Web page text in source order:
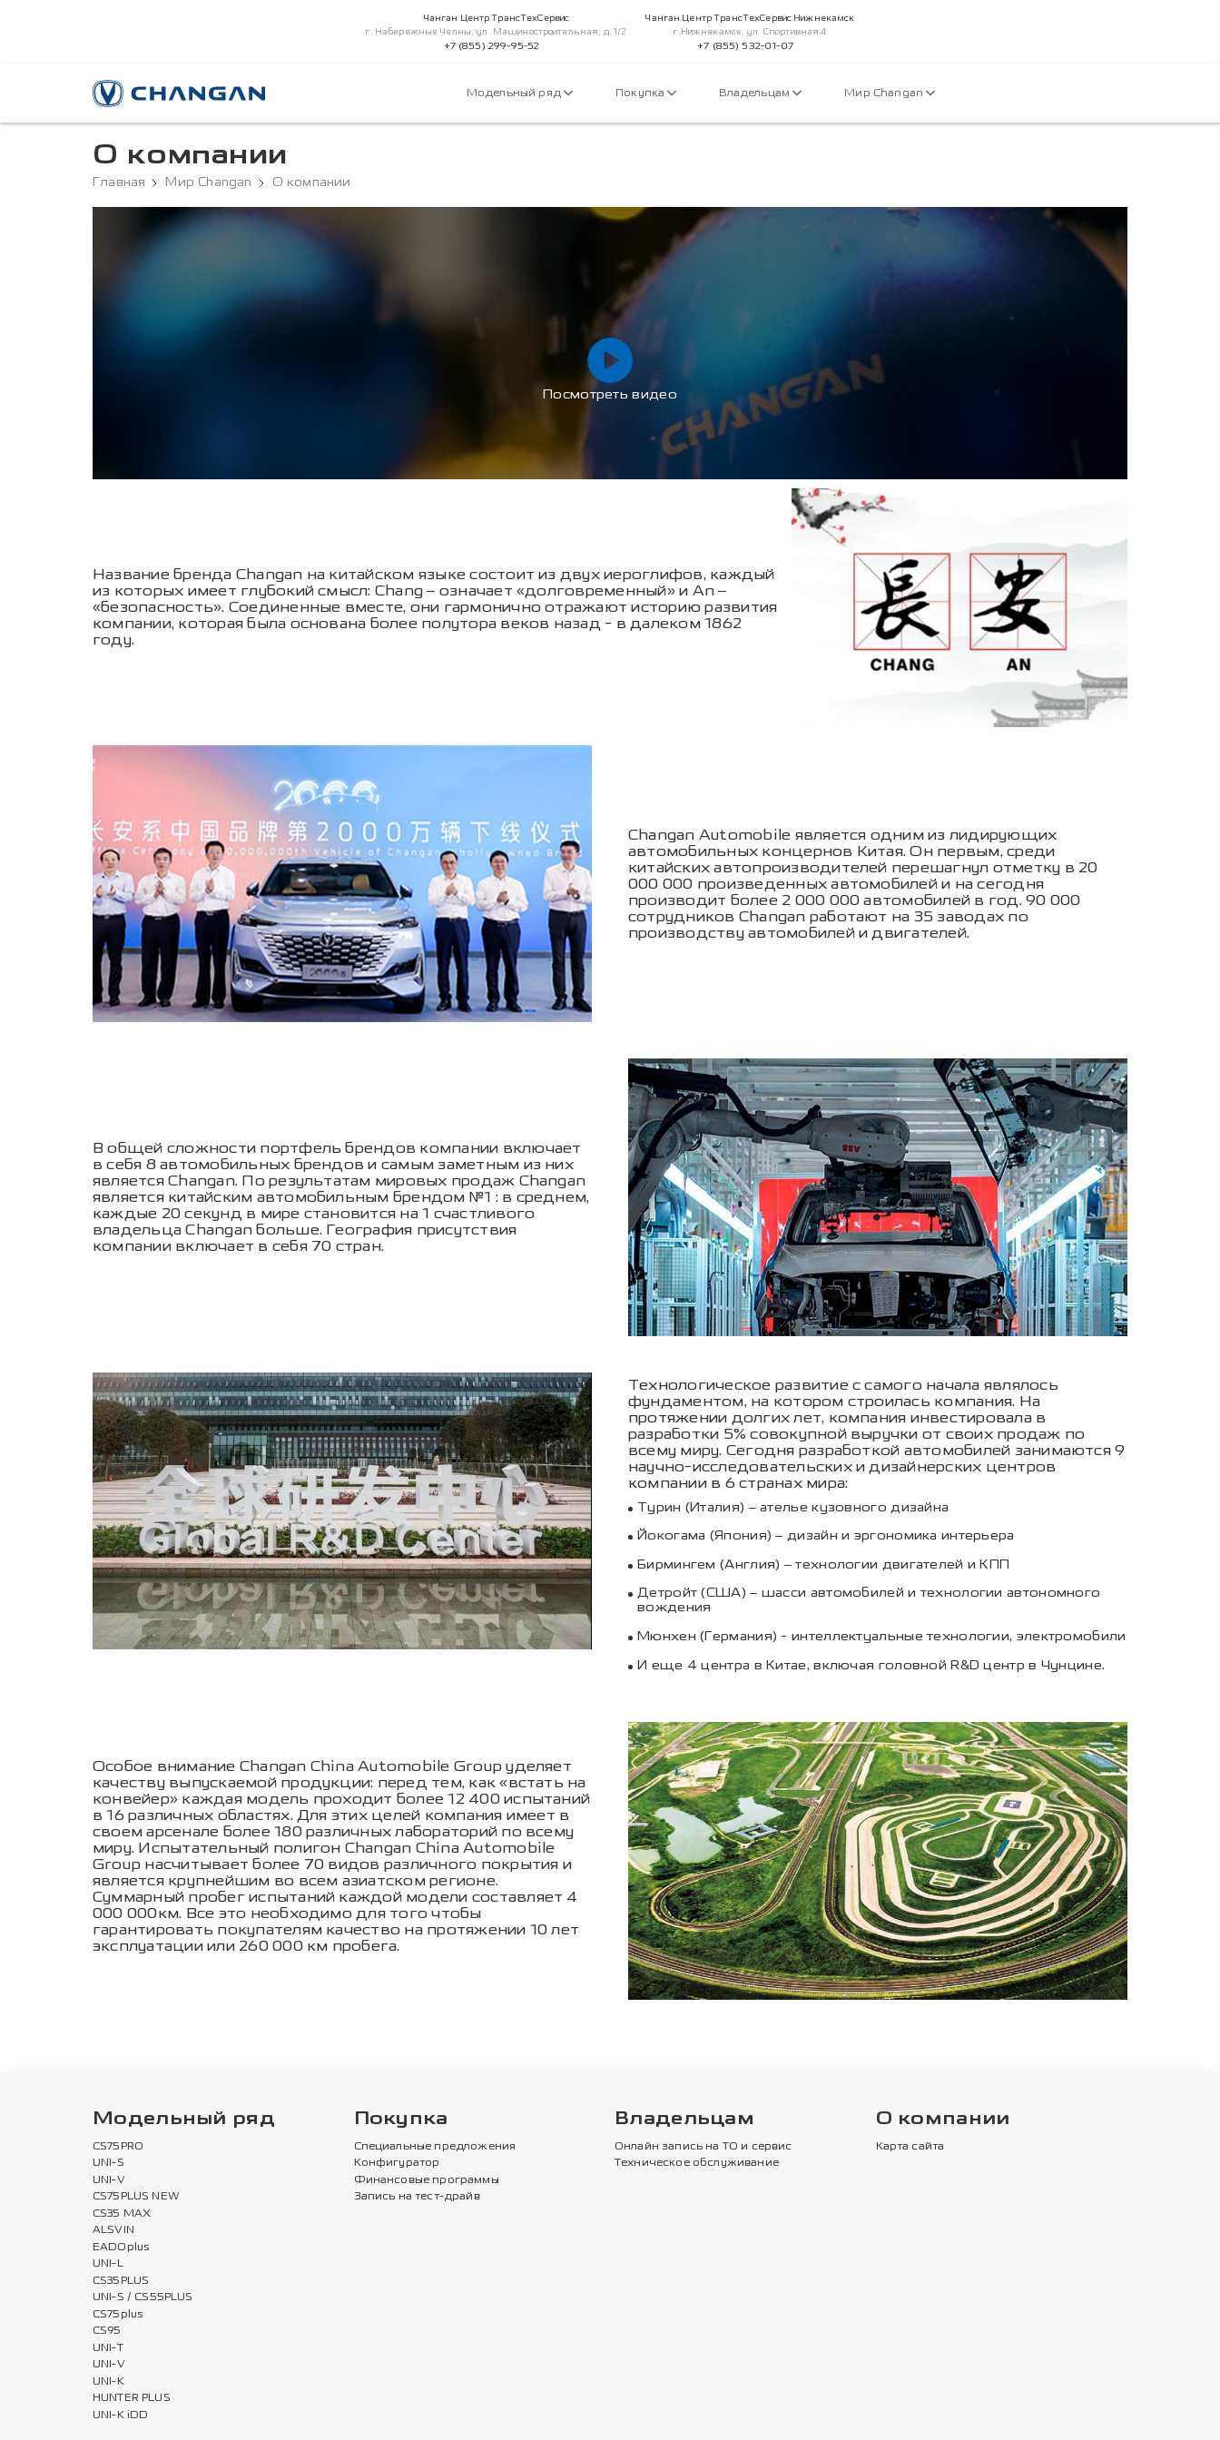
Чанган Центр ТрансТехСервис
г. Набережные Челны, ул. Машиностроительная, д. 1/2
+7 (855) 299-95-52
Чанган Центр ТрансТехСервис Нижнекамск
г.Нижнекамск, ул. Спортивная 4
+7 (855) 532-01-07
Модельный ряд Покупка Владельцам Мир Changan
О компании
Главная Мир Changan О компании
Посмотреть видео
Название бренда Changan на китайском языке состоит из двух иероглифов, каждый
из которых имеет глубокий смысл: Chang – означает «долговременный» и An –
«безопасность». Соединенные вместе, они гармонично отражают историю развития
компании, которая была основана более полутора веков назад - в далеком 1862
году.
Changan Automobile является одним из лидирующих
автомобильных концернов Китая. Он первым, среди
китайских автопроизводителей перешагнул отметку в 20
000 000 произведенных автомобилей и на сегодня
производит более 2 000 000 автомобилей в год. 90 000
сотрудников Changan работают на 35 заводах по
производству автомобилей и двигателей.
В общей сложности портфель брендов компании включает
в себя 8 автомобильных брендов и самым заметным из них
является Changan. По результатам мировых продаж Changan
является китайским автомобильным брендом №1 : в среднем,
каждые 20 секунд в мире становится на 1 счастливого
владельца Changan больше. География присутствия
компании включает в себя 70 стран.
Технологическое развитие с самого начала являлось
фундаментом, на котором строилась компания. На
протяжении долгих лет, компания инвестировала в
разработки 5% совокупной выручки от своих продаж по
всему миру. Сегодня разработкой автомобилей занимаются 9
научно-исследовательских и дизайнерских центров
компании в 6 странах мира:
Турин (Италия) – ателье кузовного дизайна
Йокогама (Япония) – дизайн и эргономика интерьера
Бирмингем (Англия) – технологии двигателей и КПП
Детройт (США) – шасси автомобилей и технологии автономного
вождения
Мюнхен (Германия) - интеллектуальные технологии, электромобили
И еще 4 центра в Китае, включая головной R&D центр в Чунцине.
Особое внимание Changan China Automobile Group уделяет
качеству выпускаемой продукции: перед тем, как «встать на
конвейер» каждая модель проходит более 12 400 испытаний
в 16 различных областях. Для этих целей компания имеет в
своем арсенале более 180 различных лабораторий по всему
миру. Испытательный полигон Changan China Automobile
Group насчитывает более 70 видов различного покрытия и
является крупнейшим во всем азиатском регионе.
Суммарный пробег испытаний каждой модели составляет 4
000 000км. Все это необходимо для того чтобы
гарантировать покупателям качество на протяжении 10 лет
эксплуатации или 260 000 км пробега.
Модельный ряд
CS75PRO
UNI-S
UNI-V
CS75PLUS NEW
CS35 MAX
ALSVIN
EADOplus
UNI-L
CS35PLUS
UNI-S / CS55PLUS
CS75plus
CS95
UNI-T
UNI-V
UNI-K
HUNTER PLUS
UNI-K iDD
Покупка
Специальные предложения
Конфигуратор
Финансовые программы
Запись на тест-драйв
Владельцам
Онлайн запись на ТО и сервис
Техническое обслуживание
О компании
Карта сайта